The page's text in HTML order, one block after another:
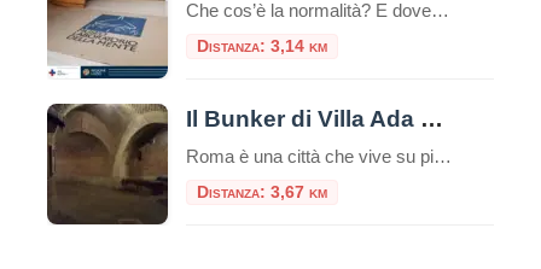
Che cos’è la normalità? E dove finisce la ragione per lasciare il posto alla follia? Sono queste le domande silenziose ma potenti che accolgono il visitatore quando varca la soglia del Museo Laboratorio della Mente di Roma. Ospitato all’interno del VI padiglione dell’ex Ospedale Psichiatrico di Santa Maria della Pietà – che con i suoi […]
Distanza: 3,14 km
Il Bunker di Villa Ada a Roma
Roma è una città che vive su più livelli. Sotto il traffico caotico della via Salaria e l’apparente serenità dei prati di Villa Ada, si nasconde un mondo parallelo, fatto di cemento armato, porte stagne e memorie di un passato bellico che sembra lontanissimo, eppure è ancora palpabile. Il Bunker di Villa Ada Savoia, rifugio […]
Distanza: 3,67 km